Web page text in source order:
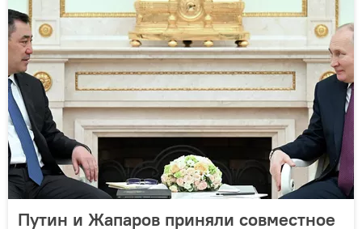
Путин и Жапаров приняли совместное